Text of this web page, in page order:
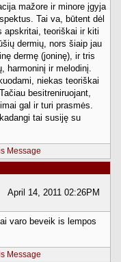
mažore ir minore įgyja
Tai va, būtent dėl
apskritai, teoriškai ir kiti
dermių, nors šiaip jau
dermę (joninę), ir tris
harmoninį ir melodinį.
niekas teoriškai
besitreniruojant,
gal ir turi prasmės.
tai susiję su
Message
April 14, 2011 02:26PM
varo beveik is lempos
Message